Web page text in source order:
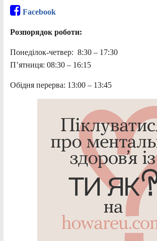
Facebook
Розпорядок роботи:
Понеділок-четвер: 8:30 – 17:30
П’ятниця: 08:30 – 16:15
Обідня перерва: 13:00 – 13:45